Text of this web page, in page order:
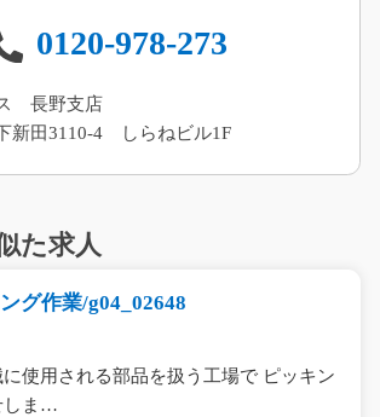
0120-978-273
長野支店
新田3110-4 しらねビル1F
た求人
グ作業/g04_02648
使用される部品を扱う工場で ピッキン
しま…